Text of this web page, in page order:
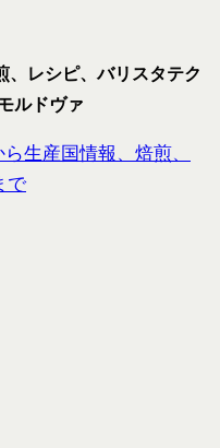
レシピ、バリスタテク
ルドヴァ